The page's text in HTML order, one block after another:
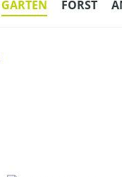
GARTEN FORST